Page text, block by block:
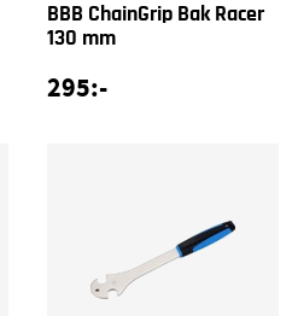
BBB ChainGrip Bak Racer
130 mm
295:-